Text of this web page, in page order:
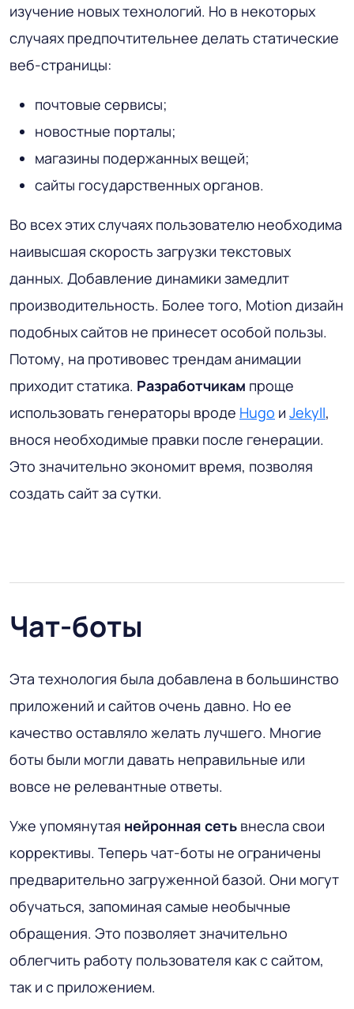
изучение новых технологий. Но в некоторых
случаях предпочтительнее делать статические
веб-страницы:
почтовые сервисы;
новостные порталы;
магазины подержанных вещей;
сайты государственных органов.
Во всех этих случаях пользователю необходима
наивысшая скорость загрузки текстовых
данных. Добавление динамики замедлит
производительность. Более того, Motion дизайн
подобных сайтов не принесет особой пользы.
Потому, на противовес трендам анимации
приходит статика. Разработчикам проще
использовать генераторы вроде Hugo и Jekyll,
внося необходимые правки после генерации.
Это значительно экономит время, позволяя
создать сайт за сутки.
Чат-боты
Эта технология была добавлена в большинство
приложений и сайтов очень давно. Но ее
качество оставляло желать лучшего. Многие
боты были могли давать неправильные или
вовсе не релевантные ответы.
Уже упомянутая нейронная сеть внесла свои
коррективы. Теперь чат-боты не ограничены
предварительно загруженной базой. Они могут
обучаться, запоминая самые необычные
обращения. Это позволяет значительно
облегчить работу пользователя как с сайтом,
так и с приложением.